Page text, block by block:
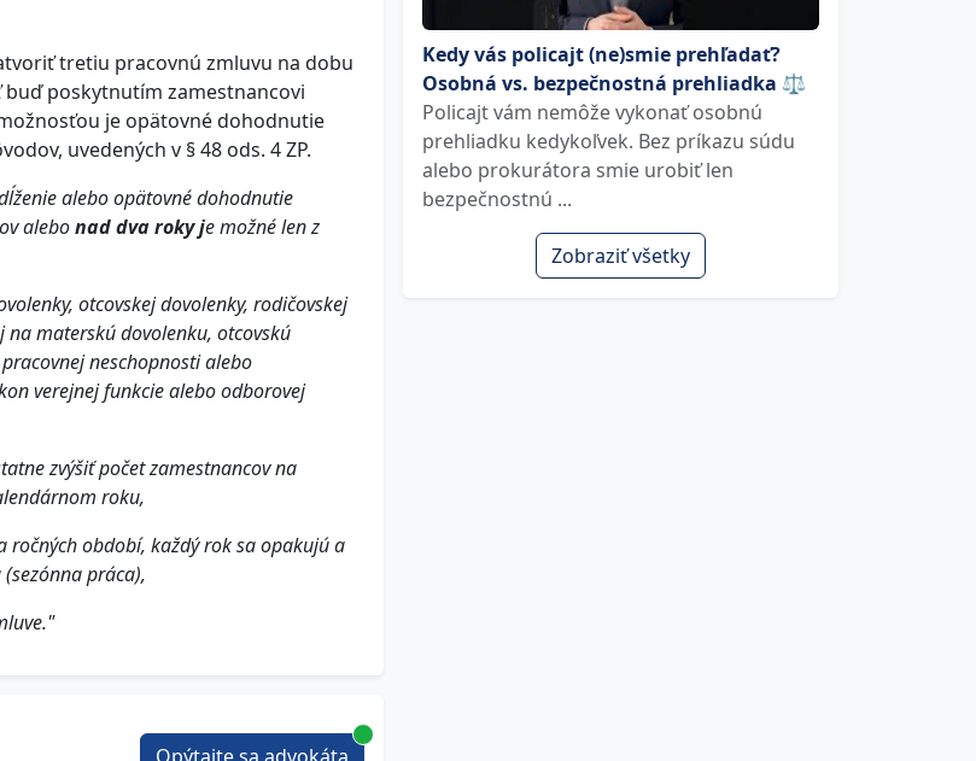
tretiu pracovnú zmluvu na dobu
poskytnutím zamestnancovi
je opätovné dohodnutie
uvedených v § 48 ods. 4 ZP.
alebo opätovné dohodnutie
alebonad dva roky je možné len z
otcovskej dovolenky, rodičovskej
na materskú dovolenku, otcovskú
neschopnosti alebo
verejnej funkcie alebo odborovej
zvýšiť počet zamestnancov na
roku,
ročných období, každý rok sa opakujú a
práca),
Kedy vás policajt (ne)smie prehľadať?
Osobná vs. bezpečnostná prehliadka ⚖️
Policajt vám nemôže vykonať osobnú
prehliadku kedykoľvek. Bez príkazu súdu
alebo prokurátora smie urobiť len
bezpečnostnú ...
Zobraziť všetky